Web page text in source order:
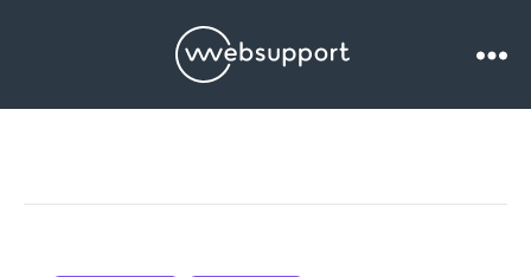
Websupport.cz